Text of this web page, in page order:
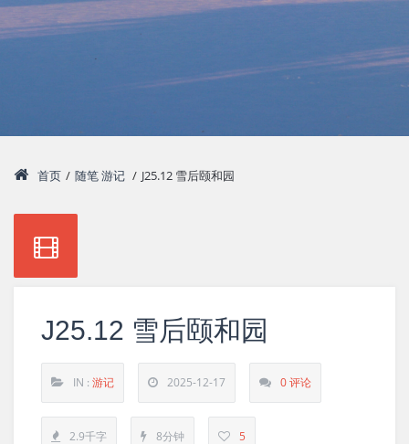
首页 / 随笔游记 / J25.12 雪后颐和园
J25.12 雪后颐和园
IN : 游记 2025-12-17 0 评论
2.9千字 8分钟 5